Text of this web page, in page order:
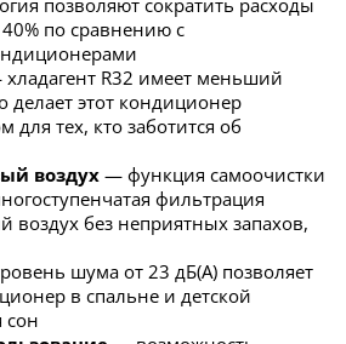
позволяют сократить расходы
по сравнению с
R32 имеет меньший
делает этот кондиционер
тех, кто заботится об
воздух — функция самоочистки
фильтрация
воздух без неприятных запахов,
шума от 23 дБ(А) позволяет
в спальне и детской
сон